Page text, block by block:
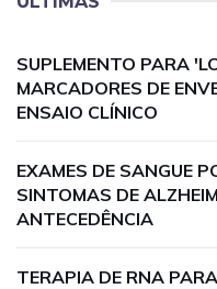
SUPLEMENTO PARA
MARCADORES DE
ENSAIO CLÍNICO
EXAMES DE SANGUE
SINTOMAS DE
ANTECEDÊNCIA
TERAPIA DE RNA